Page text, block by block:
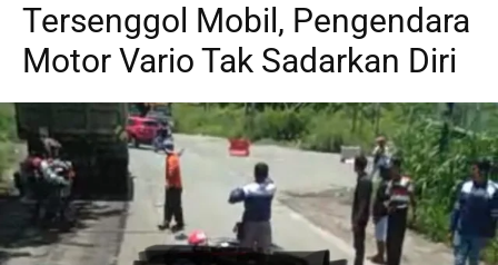
Tersenggol Mobil, Pengendara
Motor Vario Tak Sadarkan Diri